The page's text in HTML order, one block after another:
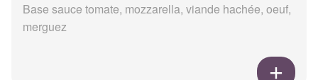
Base sauce tomate, mozzarella, viande hachée, oeuf,
merguez